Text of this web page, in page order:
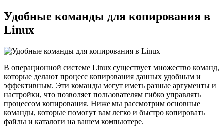
Удобные команды для копирования в
Linux
В операционной системе Linux существует множество команд,
которые делают процесс копирования данных удобным и
эффективным. Эти команды могут иметь разные аргументы и
настройки, что позволяет пользователям гибко управлять
процессом копирования. Ниже мы рассмотрим основные
команды, которые помогут вам легко и быстро копировать
файлы и каталоги на вашем компьютере.